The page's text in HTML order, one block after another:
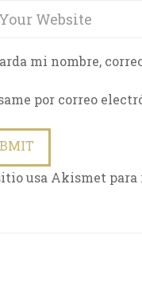
mi nombre,
por correo
usa Akismet para